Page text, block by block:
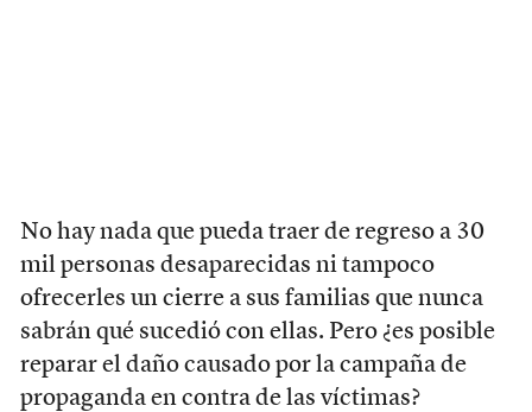
No hay nada que pueda traer de regreso a 30
mil personas desaparecidas ni tampoco
ofrecerles un cierre a sus familias que nunca
sabrán qué sucedió con ellas. Pero ¿es posible
reparar el daño causado por la campaña de
propaganda en contra de las víctimas?